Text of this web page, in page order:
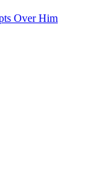
Over Him